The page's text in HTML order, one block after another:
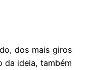
dos mais giros
da ideia, também